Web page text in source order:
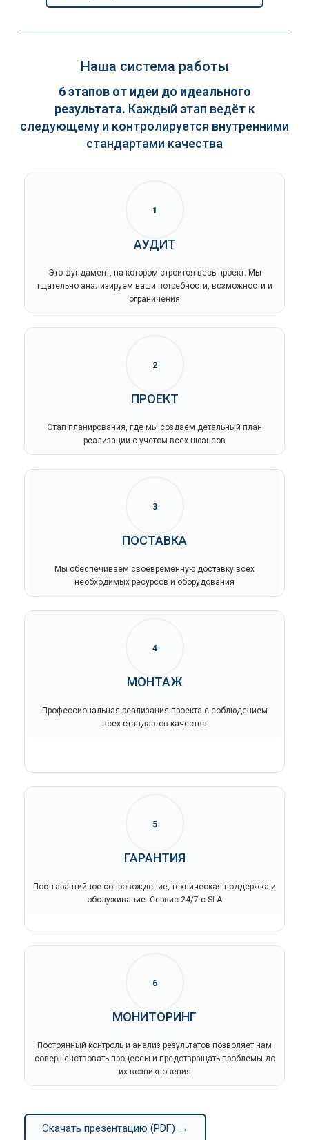
Наша система работы
6 этапов от идеи до идеального
результата. Каждый этап ведёт к
следующему и контролируется внутренними
стандартами качества
1
АУДИТ
Это фундамент, на котором строится весь проект. Мы
тщательно анализируем ваши потребности, возможности и
ограничения
2
ПРОЕКТ
Этап планирования, где мы создаем детальный план
реализации с учетом всех нюансов
3
ПОСТАВКА
Мы обеспечиваем своевременную доставку всех
необходимых ресурсов и оборудования
4
МОНТАЖ
Профессиональная реализация проекта с соблюдением
всех стандартов качества
5
ГАРАНТИЯ
Постгарантийное сопровождение, техническая поддержка и
обслуживание. Сервис 24/7 с SLA
6
МОНИТОРИНГ
Постоянный контроль и анализ результатов позволяет нам
совершенствовать процессы и предотвращать проблемы до
их возникновения
Скачать презентацию (PDF) →